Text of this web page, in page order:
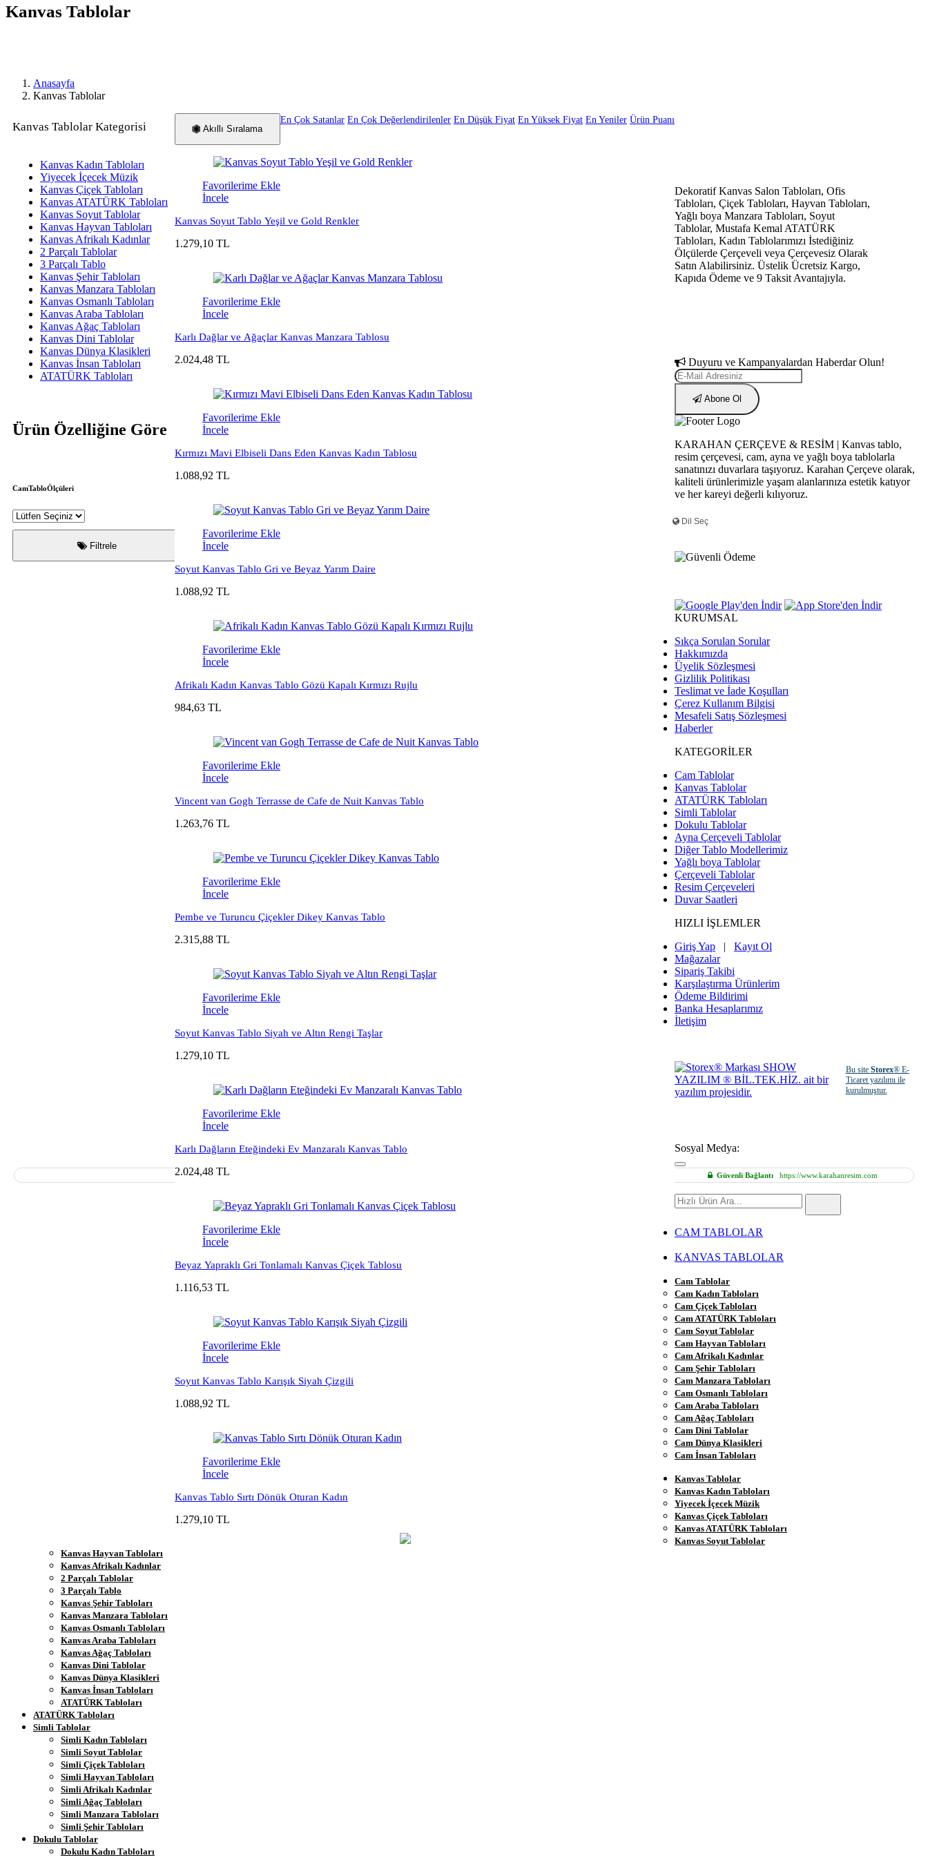
Kanvas Tablolar
Anasayfa
Kanvas Tablolar
Kanvas Tablolar Kategorisi
Kanvas Kadın Tabloları
Yiyecek İçecek Müzik
Kanvas Çiçek Tabloları
Kanvas ATATÜRK Tabloları
Kanvas Soyut Tablolar
Kanvas Hayvan Tabloları
Kanvas Afrikalı Kadınlar
2 Parçalı Tablolar
3 Parçalı Tablo
Kanvas Şehir Tabloları
Kanvas Manzara Tabloları
Kanvas Osmanlı Tabloları
Kanvas Araba Tabloları
Kanvas Ağaç Tabloları
Kanvas Dini Tablolar
Kanvas Dünya Klasikleri
Kanvas İnsan Tabloları
ATATÜRK Tabloları
Ürün Özelliğine Göre
CamTabloÖlçüleri
Filtrele
Akıllı Sıralama
En Çok Satanlar En Çok Değerlendirilenler En Düşük Fiyat En Yüksek Fiyat En Yeniler Ürün Puanı
Favorilerime Ekle
İncele
Kanvas Soyut Tablo Yeşil ve Gold Renkler
1.279,10 TL
Favorilerime Ekle
İncele
Karlı Dağlar ve Ağaçlar Kanvas Manzara Tablosu
2.024,48 TL
Favorilerime Ekle
İncele
Kırmızı Mavi Elbiseli Dans Eden Kanvas Kadın Tablosu
1.088,92 TL
Favorilerime Ekle
İncele
Soyut Kanvas Tablo Gri ve Beyaz Yarım Daire
1.088,92 TL
Favorilerime Ekle
İncele
Afrikalı Kadın Kanvas Tablo Gözü Kapalı Kırmızı Rujlu
984,63 TL
Favorilerime Ekle
İncele
Vincent van Gogh Terrasse de Cafe de Nuit Kanvas Tablo
1.263,76 TL
Favorilerime Ekle
İncele
Pembe ve Turuncu Çiçekler Dikey Kanvas Tablo
2.315,88 TL
Favorilerime Ekle
İncele
Soyut Kanvas Tablo Siyah ve Altın Rengi Taşlar
1.279,10 TL
Favorilerime Ekle
İncele
Karlı Dağların Eteğindeki Ev Manzaralı Kanvas Tablo
2.024,48 TL
Favorilerime Ekle
İncele
Beyaz Yapraklı Gri Tonlamalı Kanvas Çiçek Tablosu
1.116,53 TL
Favorilerime Ekle
İncele
Soyut Kanvas Tablo Karışık Siyah Çizgili
1.088,92 TL
Favorilerime Ekle
İncele
Kanvas Tablo Sırtı Dönük Oturan Kadın
1.279,10 TL
Dekoratif Kanvas Salon Tabloları, Ofis
Tabloları, Çiçek Tabloları, Hayvan Tabloları,
Yağlı boya Manzara Tabloları, Soyut
Tablolar, Mustafa Kemal ATATÜRK
Tabloları, Kadın Tablolarımızı İstediğiniz
Ölçülerde Çerçeveli veya Çerçevesiz Olarak
Satın Alabilirsiniz. Üstelik Ücretsiz Kargo,
Kapıda Ödeme ve 9 Taksit Avantajıyla.
Duyuru ve Kampanyalardan Haberdar Olun!
Abone Ol
KARAHAN ÇERÇEVE & RESİM | Kanvas tablo,
resim çerçevesi, cam, ayna ve yağlı boya tablolarla
sanatınızı duvarlara taşıyoruz. Karahan Çerçeve olarak,
kaliteli ürünlerimizle yaşam alanlarınıza estetik katıyor
ve her kareyi değerli kılıyoruz.
KURUMSAL
Sıkça Sorulan Sorular
Hakkımızda
Üyelik Sözleşmesi
Gizlilik Politikası
Teslimat ve İade Koşulları
Çerez Kullanım Bilgisi
Mesafeli Satış Sözleşmesi
Haberler
KATEGORİLER
Cam Tablolar
Kanvas Tablolar
ATATÜRK Tabloları
Simli Tablolar
Dokulu Tablolar
Ayna Çerçeveli Tablolar
Diğer Tablo Modellerimiz
Yağlı boya Tablolar
Çerçeveli Tablolar
Resim Çerçeveleri
Duvar Saatleri
HIZLI İŞLEMLER
Giriş Yap | Kayıt Ol
Mağazalar
Sipariş Takibi
Karşılaştırma Ürünlerim
Ödeme Bildirimi
Banka Hesaplarımız
İletişim
Bu site Storex® E-
Ticaret yazılımı ile
kurulmuştur.
Sosyal Medya:
Güvenli Bağlantı https://www.karahanresim.com
Hızlı
Ürün
CAM TABLOLAR
KANVAS TABLOLAR
Cam Tablolar
Cam Kadın Tabloları
Cam Çiçek Tabloları
Cam ATATÜRK Tabloları
Cam Soyut Tablolar
Cam Hayvan Tabloları
Cam Afrikalı Kadınlar
Cam Şehir Tabloları
Cam Manzara Tabloları
Cam Osmanlı Tabloları
Cam Araba Tabloları
Cam Ağaç Tabloları
Cam Dini Tablolar
Cam Dünya Klasikleri
Cam İnsan Tabloları
Kanvas Tablolar
Kanvas Kadın Tabloları
Yiyecek İçecek Müzik
Kanvas Çiçek Tabloları
Kanvas ATATÜRK Tabloları
Kanvas Soyut Tablolar
Kanvas Hayvan Tabloları
Kanvas Afrikalı Kadınlar
2 Parçalı Tablolar
3 Parçalı Tablo
Kanvas Şehir Tabloları
Kanvas Manzara Tabloları
Kanvas Osmanlı Tabloları
Kanvas Araba Tabloları
Kanvas Ağaç Tabloları
Kanvas Dini Tablolar
Kanvas Dünya Klasikleri
Kanvas İnsan Tabloları
ATATÜRK Tabloları
ATATÜRK Tabloları
Simli Tablolar
Simli Kadın Tabloları
Simli Soyut Tablolar
Simli Çiçek Tabloları
Simli Hayvan Tabloları
Simli Afrikalı Kadınlar
Simli Ağaç Tabloları
Simli Manzara Tabloları
Simli Şehir Tabloları
Dokulu Tablolar
Dokulu Kadın Tabloları